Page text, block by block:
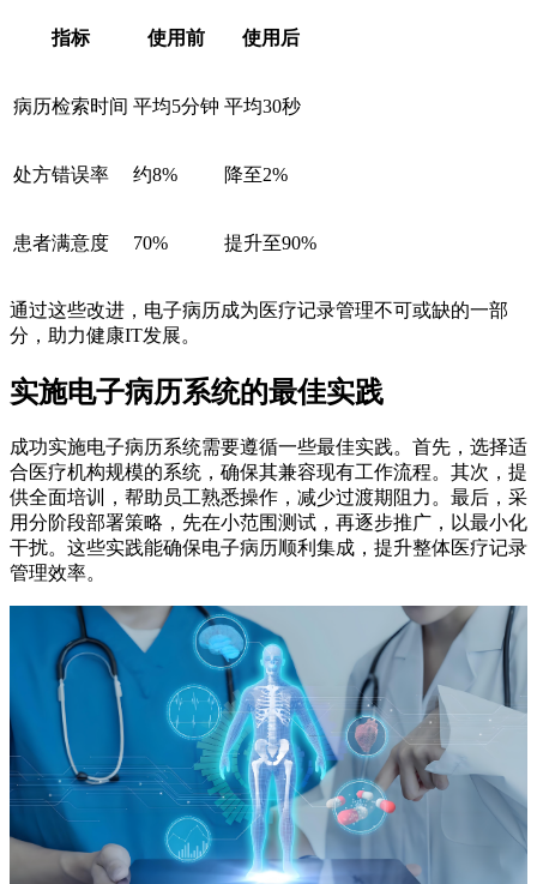
指标 使用前 使用后
病历检索时间 平均5分钟 平均30秒
处方错误率 约8% 降至2%
患者满意度 70% 提升至90%
通过这些改进，电子病历成为医疗记录管理不可或缺的一部
分，助力健康IT发展。
实施电子病历系统的最佳实践
成功实施电子病历系统需要遵循一些最佳实践。首先，选择适
合医疗机构规模的系统，确保其兼容现有工作流程。其次，提
供全面培训，帮助员工熟悉操作，减少过渡期阻力。最后，采
用分阶段部署策略，先在小范围测试，再逐步推广，以最小化
干扰。这些实践能确保电子病历顺利集成，提升整体医疗记录
管理效率。